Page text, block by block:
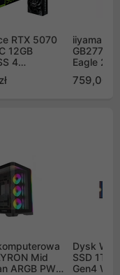
RTX 5070
12GB
4
iiyama G-
Eagle 27"
759,00 zł
Mid
ARGB PWM
Dysk WD
SSD 1TB
Gen4